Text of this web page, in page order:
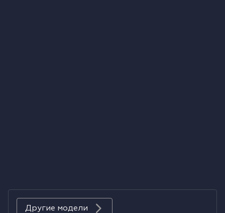
Аксессуары к крупной бытовой технике
Другие модели